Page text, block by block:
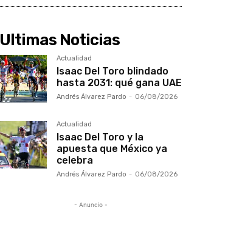
Ultimas Noticias
Actualidad
Isaac Del Toro blindado
hasta 2031: qué gana UAE
Andrés Álvarez Pardo - 06/08/2026
Actualidad
Isaac Del Toro y la
apuesta que México ya
celebra
Andrés Álvarez Pardo - 06/08/2026
- Anuncio -